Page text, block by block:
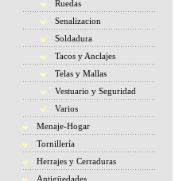
Ruedas
Senalizacion
Soldadura
Tacos y Anclajes
Telas y Mallas
Vestuario y Seguridad
Varios
Menaje-Hogar
Tornillería
Herrajes y Cerraduras
Antigüedades